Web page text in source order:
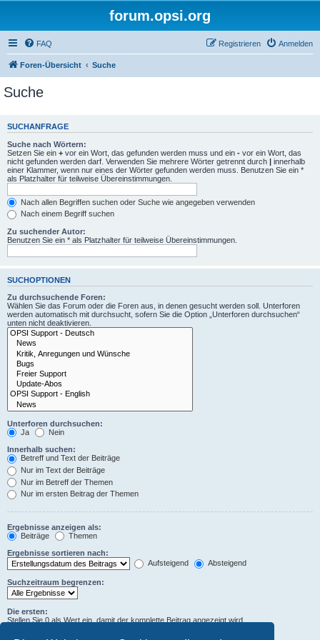
forum.opsi.org
FAQ Anmelden
Registrieren
Foren-Übersicht Suche
Suche
SUCHANFRAGE
Suche nach Wörtern:
Setzen Sie ein + vor ein Wort, das gefunden werden muss und ein - vor ein Wort, das
nicht gefunden werden darf. Verwenden Sie mehrere Wörter getrennt durch | innerhalb
einer Klammer, wenn nur eines der Wörter gefunden werden muss. Benutzen Sie ein *
als Platzhalter für teilweise Übereinstimmungen.
Nach allen Begriffen suchen oder Suche wie angegeben verwenden
Nach einem Begriff suchen
Zu suchender Autor:
Benutzen Sie ein * als Platzhalter für teilweise Übereinstimmungen.
SUCHOPTIONEN
Zu durchsuchende Foren:
Wählen Sie das Forum oder die Foren aus, in denen gesucht werden soll. Unterforen
werden automatisch mit durchsucht, sofern Sie die Option „Unterforen durchsuchen“
unten nicht deaktivieren.
Unterforen durchsuchen:
Ja
Nein
Innerhalb suchen:
Betreff und Text der Beiträge
Nur im Text der Beiträge
Nur im Betreff der Themen
Nur im ersten Beitrag der Themen
Ergebnisse anzeigen als:
Beiträge
Themen
Ergebnisse sortieren nach:
Aufsteigend
Absteigend
Suchzeitraum begrenzen:
Die ersten:
Stellen Sie 0 als Wert ein, damit der komplette Beitrag angezeigt wird.